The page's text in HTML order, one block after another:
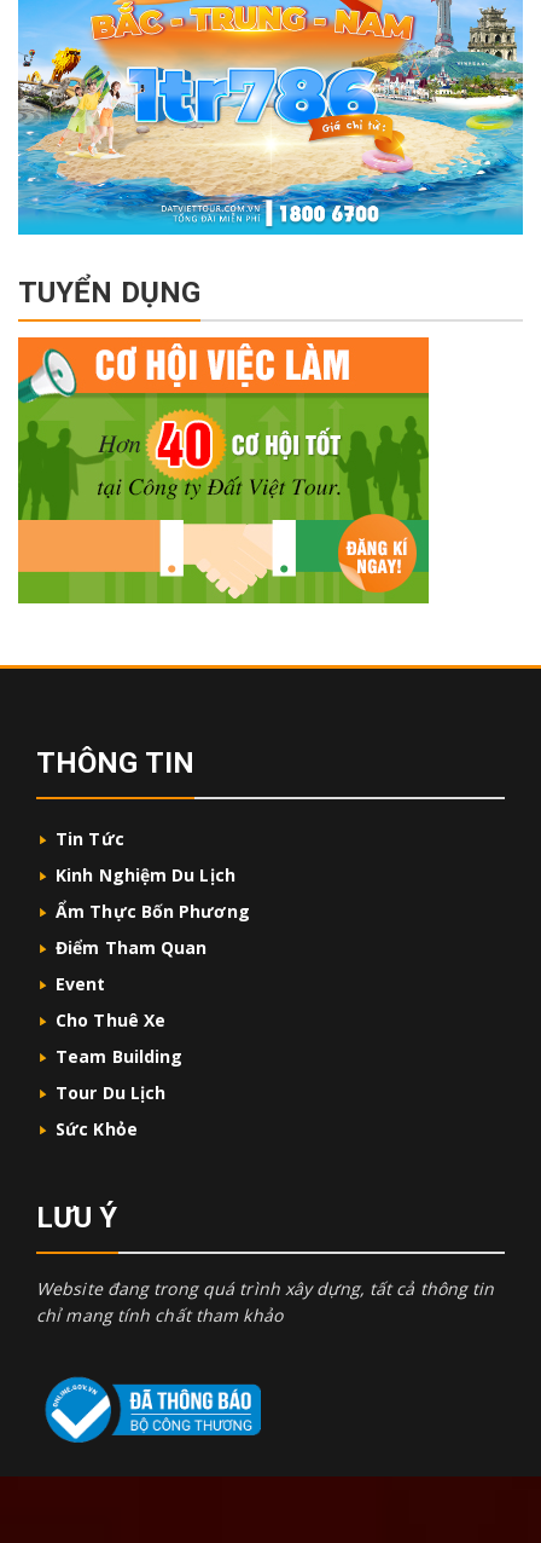
TUYỂN DỤNG
THÔNG TIN
Tin Tức
Kinh Nghiệm Du Lịch
Ẩm Thực Bốn Phương
Điểm Tham Quan
Event
Cho Thuê Xe
Team Building
Tour Du Lịch
Sức Khỏe
LƯU Ý
Website đang trong quá trình xây dựng, tất cả thông tin
chỉ mang tính chất tham khảo